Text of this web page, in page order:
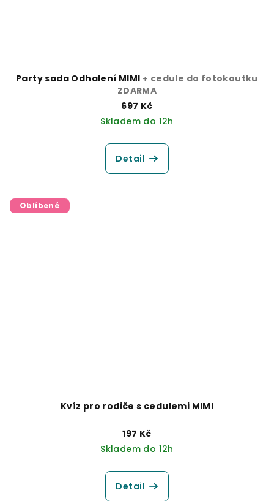
Party sada Odhalení MIMI + cedule do fotokoutku
ZDARMA
697 Kč
Skladem do 12h
Detail
Oblíbené
Kvíz pro rodiče s cedulemi MIMI
197 Kč
Skladem do 12h
Detail